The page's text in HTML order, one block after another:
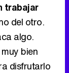
trabajar
del otro.
algo.
bien
disfrutarlo